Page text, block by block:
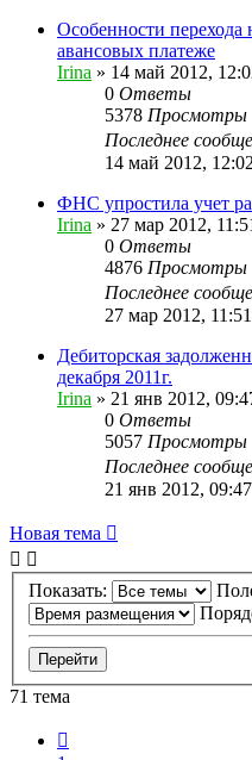
Особенности перехода
авансовых платеже
Irina » 14 май 2012,
0 Ответы
5378 Просмотры
Последнее
14 май 2012, 12:02
ФНС упростила учет
Irina » 27 мар 2012,
0 Ответы
4876 Просмотры
Последнее
27 мар 2012, 11:51
Дебиторская
декабря 2011г.
Irina » 21 янв 2012,
0 Ответы
5057 Просмотры
Последнее
21 янв 2012, 09:47
Новая тема
Показать:
71 тема